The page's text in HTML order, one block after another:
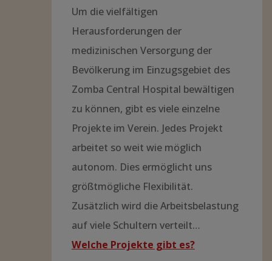
Um die vielfältigen
Herausforderungen der
medizinischen Versorgung der
Bevölkerung im Einzugsgebiet des
Zomba Central Hospital bewältigen
zu können, gibt es viele einzelne
Projekte im Verein. Jedes Projekt
arbeitet so weit wie möglich
autonom. Dies ermöglicht uns
größtmögliche Flexibilität.
Zusätzlich wird die Arbeitsbelastung
auf viele Schultern verteilt…
Welche Projekte gibt es?